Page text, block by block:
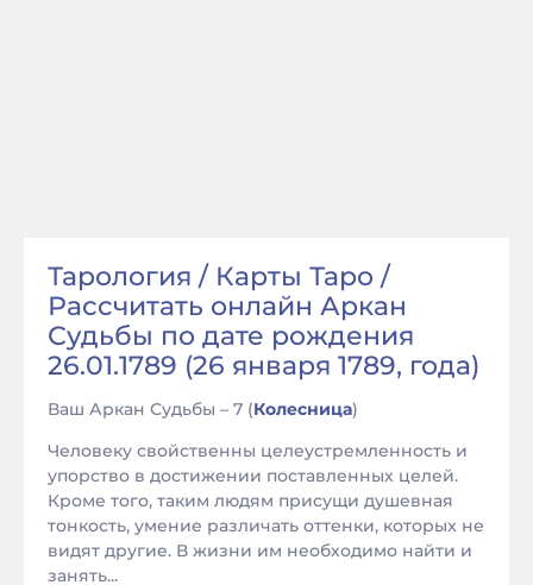
Тарология / Карты Таро /
Рассчитать онлайн Аркан
Судьбы по дате рождения
26.01.1789 (26 января 1789, года)
Ваш Аркан Судьбы – 7 (Колесница)
Человеку свойственны целеустремленность и
упорство в достижении поставленных целей.
Кроме того, таким людям присущи душевная
тонкость, умение различать оттенки, которых не
видят другие. В жизни им необходимо найти и
занять...